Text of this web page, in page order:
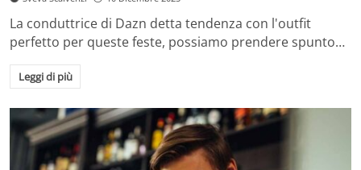
La conduttrice di Dazn detta tendenza con l'outfit
perfetto per queste feste, possiamo prendere spunto…
Leggi di più